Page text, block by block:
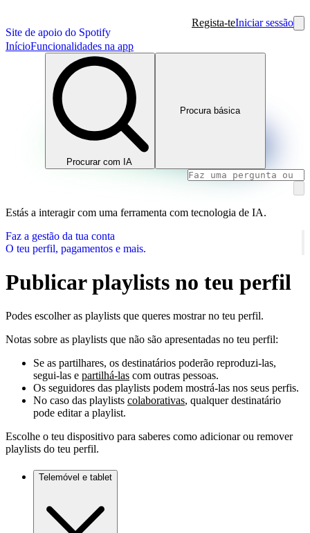
Site de apoio do Spotify
Regista-teIniciar sessão
InícioFuncionalidades na app
Procurar com IA
Procura básica
Estás a interagir com uma ferramenta com tecnologia de IA.
Faz a gestão da tua conta
O teu perfil, pagamentos e mais.
Publicar playlists no teu perfil
Podes escolher as playlists que queres mostrar no teu perfil.
Notas sobre as playlists que não são apresentadas no teu perfil:
Se as partilhares, os destinatários poderão reproduzi-las,
segui-las e partilhá-las com outras pessoas.
Os seguidores das playlists podem mostrá-las nos seus perfis.
No caso das playlists colaborativas, qualquer destinatário
pode editar a playlist.
Escolhe o teu dispositivo para saberes como adicionar ou remover
playlists do teu perfil.
Telemóvel e tablet